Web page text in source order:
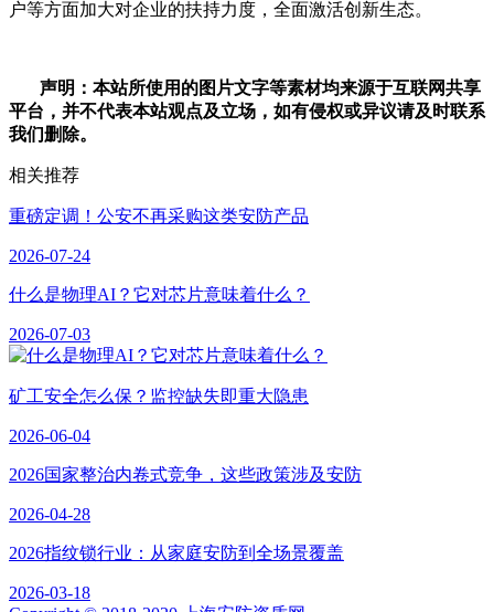
户等方面加大对企业的扶持力度，全面激活创新生态。
声明：本站所使用的图片文字等素材均来源于互联网共享
平台，并不代表本站观点及立场，如有侵权或异议请及时联系
我们删除。
相关推荐
重磅定调！公安不再采购这类安防产品
2026-07-24
什么是物理AI？它对芯片意味着什么？
2026-07-03
矿工安全怎么保？监控缺失即重大隐患
2026-06-04
2026国家整治内卷式竞争，这些政策涉及安防
2026-04-28
2026指纹锁行业：从家庭安防到全场景覆盖
2026-03-18